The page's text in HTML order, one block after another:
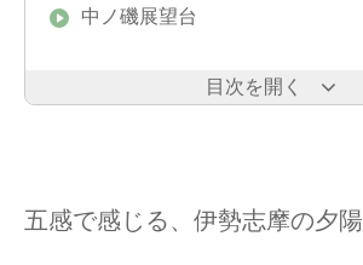
目次を開く
中ノ磯展望台
五感で感じる、伊勢志摩の夕陽